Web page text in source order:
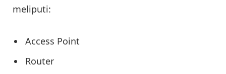
meliputi:
Access Point
Router